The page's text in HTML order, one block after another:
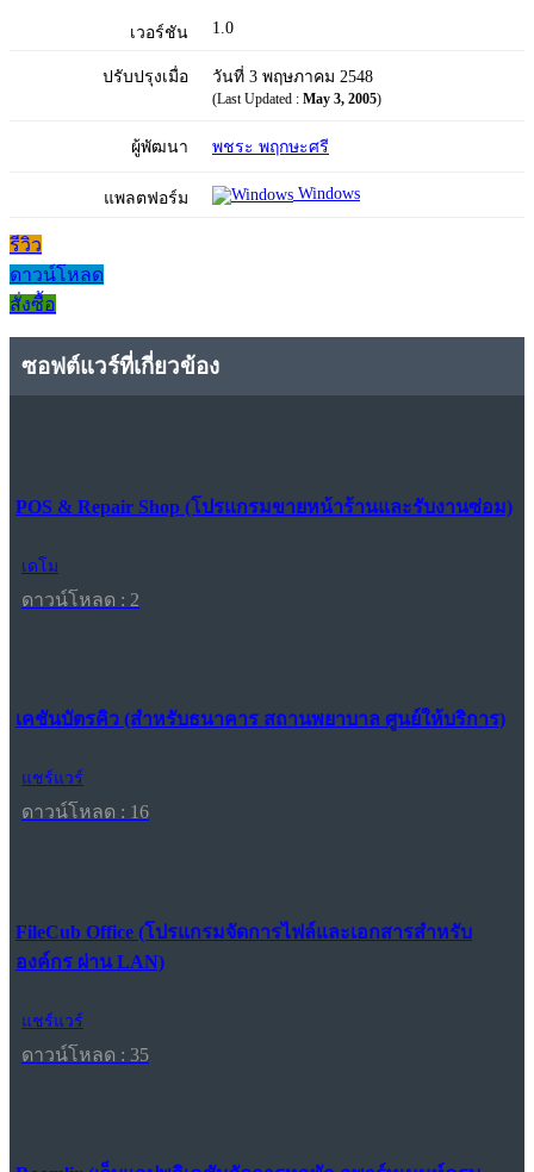
เวอร์ชัน 1.0
ปรับปรุงเมื่อ วันที่ 3 พฤษภาคม 2548
(Last Updated : May 3, 2005)
ผู้พัฒนา พชระ พฤกษะศรี
แพลตฟอร์ม Windows
รีวิว
ดาวน์โหลด
สั่งซื้อ
ซอฟต์แวร์ที่เกี่ยวข้อง
POS & Repair Shop (โปรแกรมขายหน้าร้านและรับงานซ่อม)
เดโม
ดาวน์โหลด : 2
เคชันบัตรคิว (สำหรับธนาคาร สถานพยาบาล ศูนย์ให้บริการ)
แชร์แวร์
ดาวน์โหลด : 16
FileCub Office (โปรแกรมจัดการไฟล์และเอกสารสำหรับ
องค์กร ผ่าน LAN)
แชร์แวร์
ดาวน์โหลด : 35